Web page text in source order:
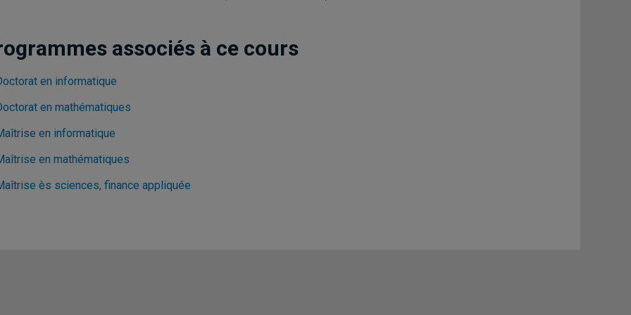
associés à ce cours
en informatique
en mathématiques
en informatique
en mathématiques
ès sciences, finance appliquée